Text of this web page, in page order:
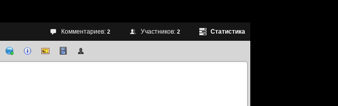
Комментариев: 2 Участников: 2 Статистика